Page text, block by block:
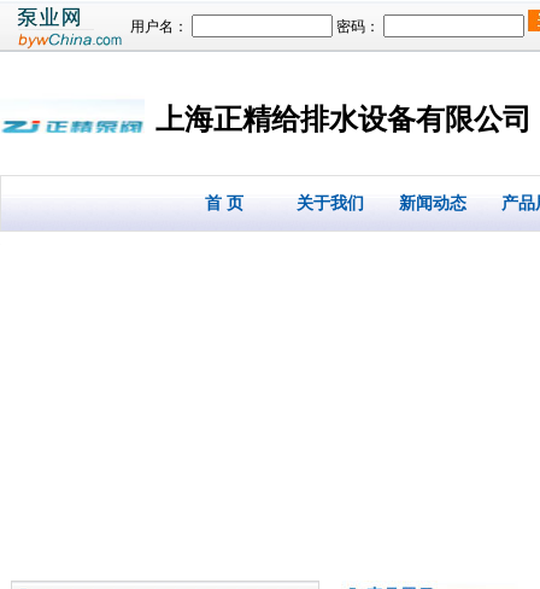
用户名： 密码：
上海正精给排水设备有限公司
首 页 关于我们 新闻动态 产品